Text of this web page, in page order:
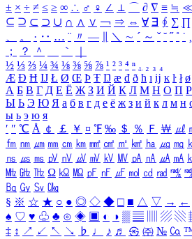
± × ÷ ≠ ≤ ≥ ∞ ∴ ♂ ♀ ∠ ⊥ ⌒ ∂ ∇ ≡ ≒
⊆ ⊇ ⊂ ⊃ ∪ ∩ ∧ ∨ ￢ ⇒ ⇔ ∀ ∃ ∮ ∑ ∏
、
。 · ‥ … ¨ 〃 ― ＼ ∼ ´ ～ ˇ ˘ ˝ ˚ ˙ ¸
；
？ ＾ ｀
½ ⅓ ⅔ ¼ ¾ ⅛ ⅜ ⅝ ⅞ ¹ ² ³ ⁴ ⁿ ₁ ₂ ₃ ₄
Æ Ð Ħ Ĳ Ł Ø Œ Þ Ŧ Ŋ æ đ ð ħ ı ĳ ĸ ŀ ł ø
А Б В Г Д Е Ё Ж З И Й К Л М Н О П Р
Ы Ь Э Ю Я а б в г д е ё ж з и й к л м н
ы ь э ю я
′ ″ ℃ Å ￠ ￡ ￥ ¤ ℉ ‰ ＄ ％ Ｆ ￦ ㎕
㎙ ㎚ ㎛ ㎜ ㎝ ㎞ ㎟ ㎠ ㎡ ㎢ ㏊ ㎍ ㎎
㎱ ㎲ ㎳ ㎴ ㎵ ㎶ ㎷ ㎸ ㎹ ㎀ ㎁ ㎂ ㎃
㎒ ㎓ ㎔ Ω ㏀ ㏁ ㎊ ㎋ ㎌ ㏖ ㏅ ㎭ ㎮
㏃ ㏉ ㏜ ㏆
§ ※ ☆ ★ ○ ● ◎ ◇ ◆ □ ■ △ ▽ → ←
♠ ♡ ♥ ♧ ♣ ⊙ ◈ ▣ ◐ ◑ ▒ ▤ ▨ ▧
‡ ↕ ↗ ↙ ↖ ↘ ♭ ♩ ♪ ♬ ㉿ ㈜ № ㏇